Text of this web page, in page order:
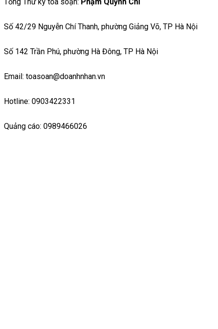
Số 42/29 Nguyễn Chí Thanh, phường Giảng Võ, TP Hà Nội
Số 142 Trần Phú, phường Hà Đông, TP Hà Nội
Email: toasoan@doanhnhan.vn
Hotline: 0903422331
Quảng cáo: 0989466026